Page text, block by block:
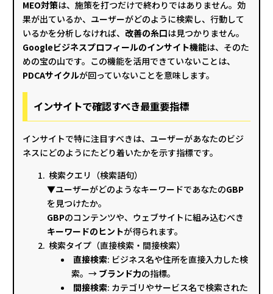
MEO対策は、施策を打つだけで終わりではありません。効
果が出ているか、ユーザーがどのように検索し、行動して
いるかを分析しなければ、 改善の糸口は見つかりません。
Googleビジネスプロフィールのインサイト機能は、そのた
めの宝の山です。この機能を活用できていないことは、
PDCAサイクルが回っていないことを意味します。
インサイトで確認すべき最重要指標
インサイトで特に注目すべきは、ユーザーがあなたのビジ
ネスにどのようにたどり着いたかを示す指標です。
検索クエリ（検索語句）
▼ユーザーがどのようなキーワードであなたのGBP
を見つけたか。
GBPのコンテンツや、ウェブサイトに組み込むべき
キーワードのヒントが得られます。
検索タイプ（直接検索・間接検索）
直接検索: ビジネス名や住所を直接入力した検
索。→ ブランド力の指標。
間接検索: カテゴリやサービス名で検索された